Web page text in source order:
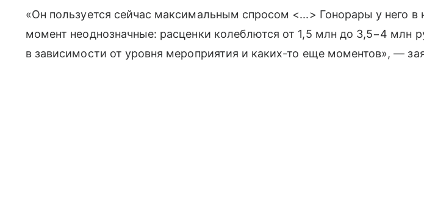
«Он пользуется сейчас максимальным спросом <...> Гонорары у него в
момент неоднозначные: расценки колеблются от 1,5 млн до 3,5−4 млн
в зависимости от уровня мероприятия и каких-то еще моментов», —